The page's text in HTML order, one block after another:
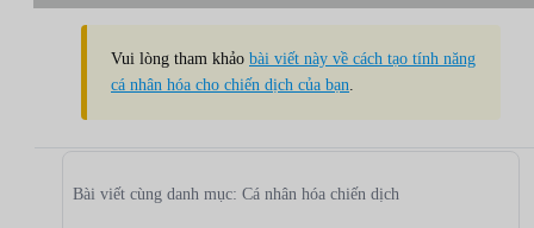
Vui lòng tham khảo bài viết này về cách tạo tính năng
cá nhân hóa cho chiến dịch của bạn
Bài viết cùng danh mục: Cá nhân hóa chiến dịch